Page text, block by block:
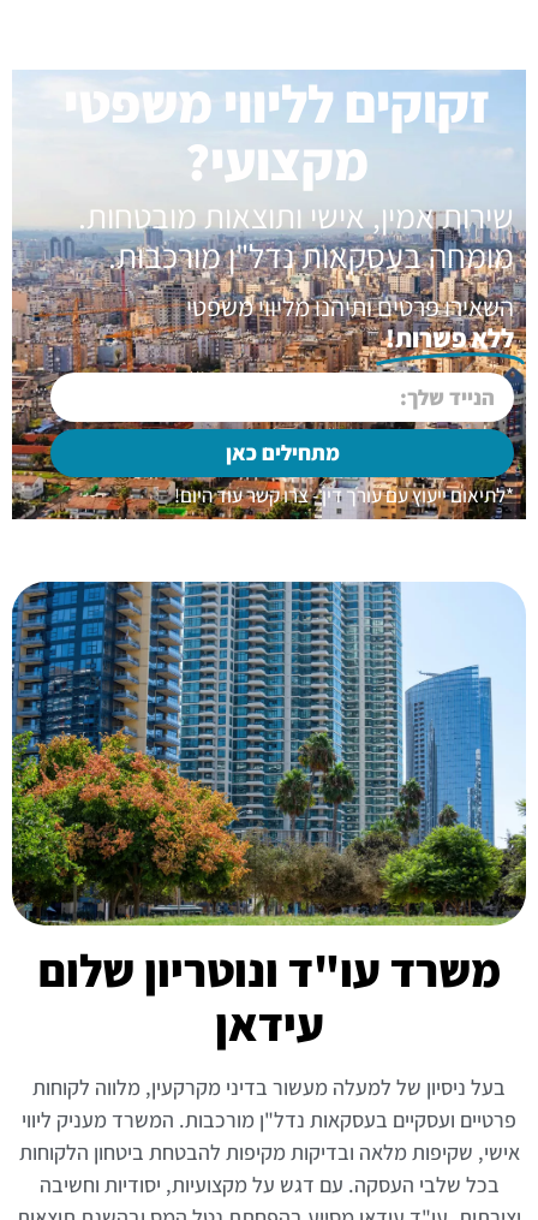
זקוקים לליווי משפטי
מקצועי?
שירות אמין, אישי ותוצאות מובטחות.
מומחה בעסקאות נדל"ן מורכבות.
השאירו פרטים ותיהנו מליווי משפטי
ללא פשרות!
מתחילים כאן
*לתיאום ייעוץ עם עורך דין - צרו קשר עוד היום!
משרד עו"ד ונוטריון שלום
עידאן
בעל ניסיון של למעלה מעשור בדיני מקרקעין, מלווה לקוחות
פרטיים ועסקיים בעסקאות נדל"ן מורכבות. המשרד מעניק ליווי
אישי, שקיפות מלאה ובדיקות מקיפות להבטחת ביטחון הלקוחות
בכל שלבי העסקה. עם דגש על מקצועיות, יסודיות וחשיבה